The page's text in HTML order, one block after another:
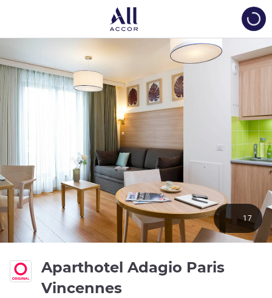
Aparthotel Adagio Paris
Vincennes
17